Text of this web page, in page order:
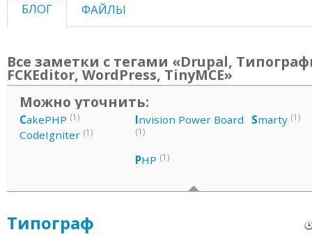
БЛОГ ФАЙЛЫ
Все заметки с тегами «Drupal,
FCKEditor, WordPress, TinyMCE»
Можно уточнить:
CakePHP (1)
CodeIgniter (1)
Invision Power Board
(1)
PHP (1)
Smarty (1)
Типограф